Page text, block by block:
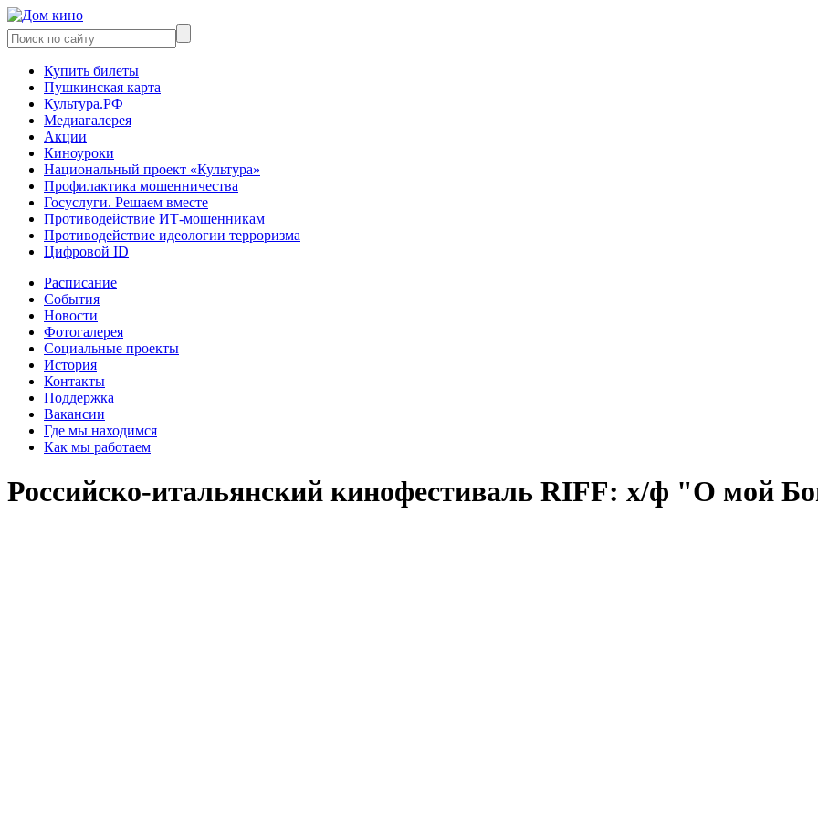
Купить билеты
Пушкинская карта
Культура.РФ
Медиагалерея
Акции
Киноуроки
Национальный проект «Культура»
Профилактика мошенничества
Госуслуги. Решаем вместе
Противодействие ИТ-мошенникам
Противодействие идеологии терроризма
Цифровой ID
Расписание
События
Новости
Фотогалерея
Социальные проекты
История
Контакты
Поддержка
Вакансии
Где мы находимся
Как мы работаем
Российско-итальянский кинофестиваль RIFF: х/ф "О мой